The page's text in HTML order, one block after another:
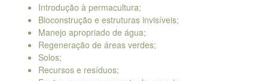
Introdução à permacultura;
Bioconstrução e estruturas invisíveis;
Manejo apropriado de água;
Regeneração de áreas verdes;
Solos;
Recursos e resíduos;